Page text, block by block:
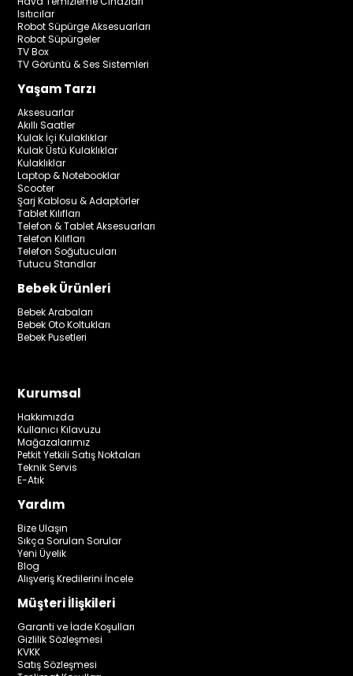
Isıtıcılar
Robot Süpürge Aksesuarları
Robot Süpürgeler
TV Box
TV Görüntü & Ses Sistemleri
Yaşam Tarzı
Aksesuarlar
Akıllı Saatler
Kulak İçi Kulaklıklar
Kulak Üstü Kulaklıklar
Kulaklıklar
Laptop & Notebooklar
Scooter
Şarj Kablosu & Adaptörler
Tablet Kılıfları
Telefon & Tablet Aksesuarları
Telefon Kılıfları
Telefon Soğutucuları
Tutucu Standlar
Bebek Ürünleri
Bebek Arabaları
Bebek Oto Koltukları
Bebek Pusetleri
Kurumsal
Hakkımızda
Kullanıcı Kılavuzu
Mağazalarımız
Petkit Yetkili Satış Noktaları
Teknik Servis
E-Atık
Yardım
Bize Ulaşın
Sıkça Sorulan Sorular
Yeni Üyelik
Blog
Alışveriş Kredilerini İncele
Müşteri İlişkileri
Garanti ve İade Koşulları
Gizlilik Sözleşmesi
KVKK
Satış Sözleşmesi